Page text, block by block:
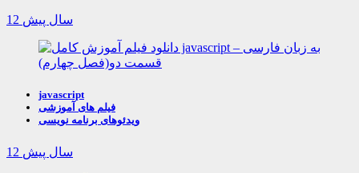
12 سال پیش
javascript
فیلم های آموزشی
ویدئوهای برنامه نویسی
12 سال پیش